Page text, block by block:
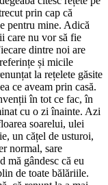
prin cap că
pentru mine. Adică
care nu vor să fie
dintre noi are
și micile
la rețelete găsite
ce aveam prin casă.
în tot ce fac, în
cu o zi înainte. Azi
soarelui, ulei
un cățel de usturoi,
normal, sare
mă gândesc că eu
de toate bălăriile.